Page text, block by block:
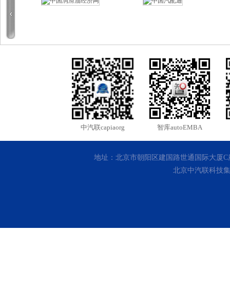
中汽联capiaorg 智库autoEMBA
地址：北京市朝阳区建国路世通国际大厦C
北京中汽联科技